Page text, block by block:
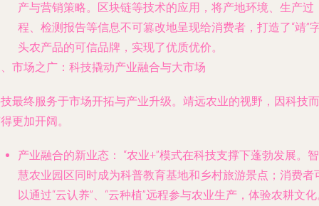
产与营销策略。区块链等技术的应用，将产地环境、生产过
程、检测报告等信息不可篡改地呈现给消费者，打造了“靖”
头农产品的可信品牌，实现了优质优价。
市场之广：科技撬动产业融合与大市场
最终服务于市场开拓与产业升级。靖远农业的视野，因科技而
更加开阔。
产业融合的新业态：
“农业+”模式在科技支撑下蓬勃发展。智
慧农业园区同时成为科普教育基地和乡村旅游景点；消费者
以通过“云认养”、“云种植”远程参与农业生产，体验农耕文